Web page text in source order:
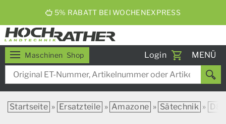
5% RABATT BEI WOCHENEXPRESS
Maschinen Shop Login
Toggle
MENÜ
Startseite » Ersatzteile » Amazone » Sätechnik »